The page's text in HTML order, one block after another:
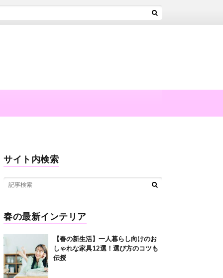
サイト内検索
春の最新インテリア
【春の新生活】一人暮らし向けのお
しゃれな家具12選！選び方のコツも
伝授